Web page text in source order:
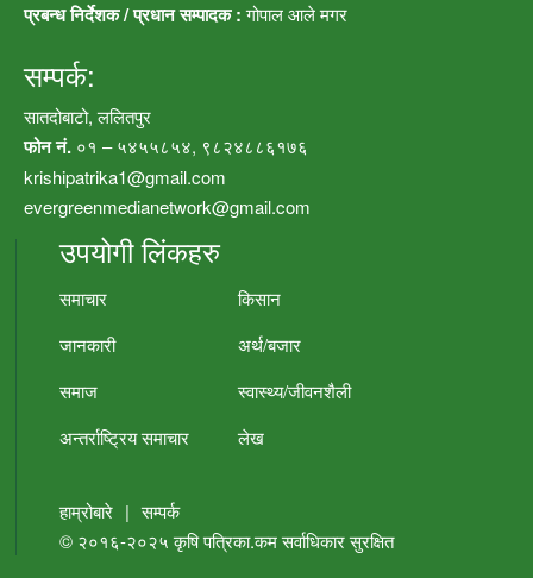
प्रबन्ध निर्देशक / प्रधान सम्पादक :गोपाल आले मगर
सम्पर्क:
सातदोबाटो, ललितपुर
फोन नं. ०१ – ५४५५८५४, ९८२४८८६१७६
krishipatrika1@gmail.com
evergreenmedianetwork@gmail.com
उपयोगी लिंकहरु
समाचार
किसान
जानकारी
अर्थ/बजार
समाज
स्वास्थ्य/जीवनशैली
अन्तर्राष्ट्रिय समाचार
लेख
हाम्रोबारे | सम्पर्क
© २०१६-२०२५कृषि पत्रिका.कमसर्वाधिकार सुरक्षित